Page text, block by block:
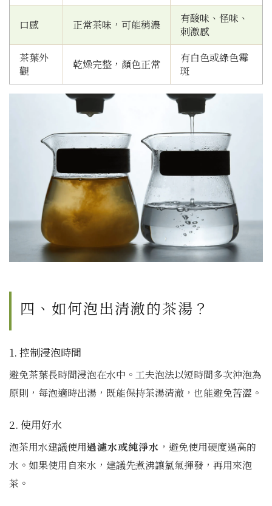
口感 正常茶味，可能稍濃
有酸味、怪味、
刺激感
茶葉外
觀
乾燥完整，顏色正常
有白色或綠色霉
斑
四、如何泡出清澈的茶湯？
1. 控制浸泡時間
避免茶葉長時間浸泡在水中。工夫泡法以短時間多次沖泡為
原則，每泡適時出湯，既能保持茶湯清澈，也能避免苦澀。
2. 使用好水
泡茶用水建議使用過濾水或純淨水 ，避免使用硬度過高的
水。如果使用自來水，建議先煮沸讓氯氣揮發，再用來泡
茶。